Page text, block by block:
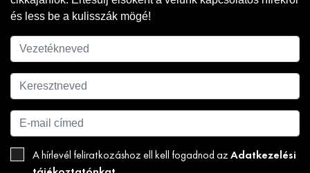
és less be a kulisszák mögé!
A hírlevél feliratkozáshoz ell kell fogadnod az Adatkezelési